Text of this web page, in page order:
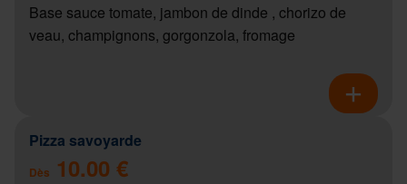
Base sauce tomate, jambon de dinde , chorizo de
veau, champignons, gorgonzola, fromage
Pizza savoyarde
Dès 10.00 €